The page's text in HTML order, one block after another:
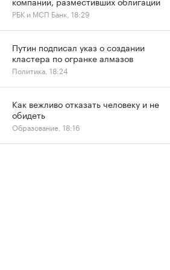
РБК и МСП Банк, 18:29
Путин подписал указ о создании
кластера по огранке алмазов
Политика, 18:24
Как вежливо отказать человеку и не
обидеть
Образование, 18:16